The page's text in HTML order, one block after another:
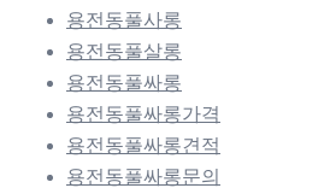
용전동풀사롱
용전동풀살롱
용전동풀싸롱
용전동풀싸롱가격
용전동풀싸롱견적
용전동풀싸롱문의